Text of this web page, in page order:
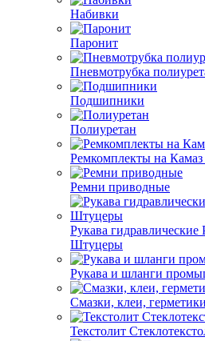
Набивки
Паронит
Пневмотрубка
Подшипники
Полиуретан
Ремкомплекты на
Ремни приводные
Рукава
Штуцеры
Рукава и шланги
Смазки, клеи, герметики
Текстолит